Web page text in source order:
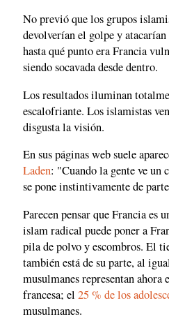
No previó que los grupos
devolverían el golpe y
hasta qué punto era Francia
siendo socavada desde dentro.
Los resultados iluminan
escalofriante. Los islamistas
disgusta la visión.
En sus páginas web suele
Laden: "Cuando la gente ve
se pone instintivamente de
Parecen pensar que Francia es
islam radical puede poner a
pila de polvo y escombros. El
también está de su parte, al
musulmanes representan
francesa; el 25 % de los
musulmanes.